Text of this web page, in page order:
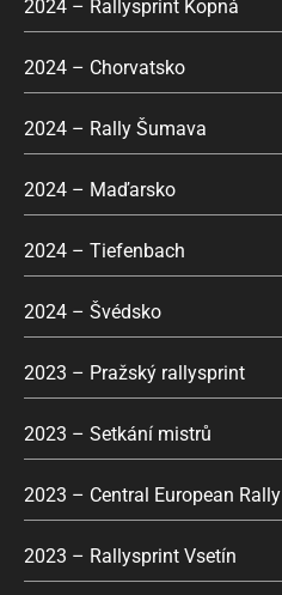
2024 – Rallysprint Kopná
2024 – Chorvatsko
2024 – Rally Šumava
2024 – Maďarsko
2024 – Tiefenbach
2024 – Švédsko
2023 – Pražský rallysprint
2023 – Setkání mistrů
2023 – Central European Rally
2023 – Rallysprint Vsetín